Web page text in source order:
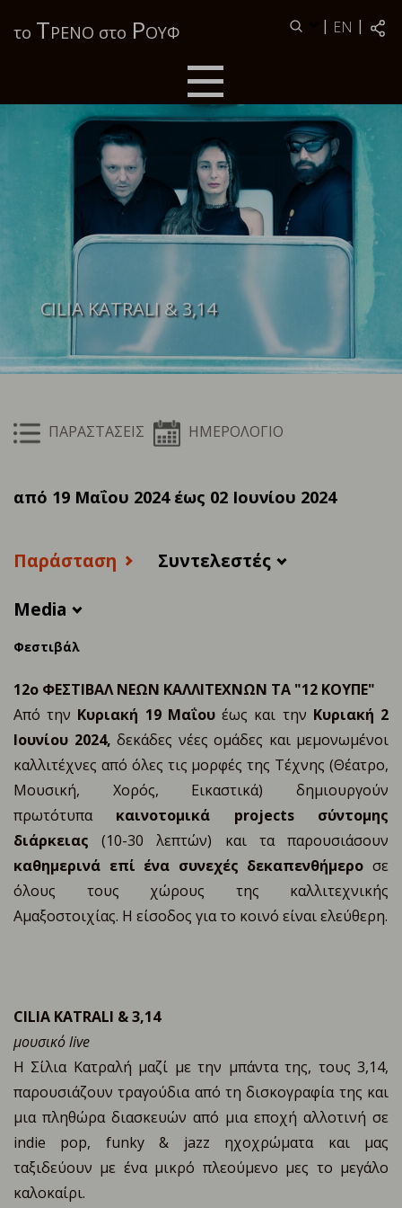
το ΤΡΕΝΟ στο ΡΟΥΦ | EN |
CILIA KATRALI & 3,14
ΠΑΡΑΣΤΑΣΕΙΣ ΗΜΕΡΟΛΟΓΙΟ
από 19 Μαΐου 2024 έως 02 Ιουνίου 2024
Παράσταση
Συντελεστές
Media
Φεστιβάλ
12ο ΦΕΣΤΙΒΑΛ ΝΕΩΝ ΚΑΛΛΙΤΕΧΝΩΝ ΤΑ "12 ΚΟΥΠΕ"
Από την Κυριακή 19 Μαΐουέως και την Κυριακή 2
Ιουνίου 2024, δεκάδες νέες ομάδες και μεμονωμένοι
καλλιτέχνες από όλες τις μορφές της Τέχνης (Θέατρο,
Μουσική, Χορός, Εικαστικά) δημιουργούν
πρωτότυπα καινοτομικά projectsσύντομης
διάρκειας(10-30 λεπτών) και τα παρουσιάσουν
καθημερινά επί ένα συνεχές δεκαπενθήμερο σε
όλους τους χώρους της καλλιτεχνικής
Αμαξοστοιχίας. Η είσοδος για το κοινό είναι ελεύθερη.
CILIA KATRALI & 3,14
μουσικό live
Η Σίλια Κατραλή μαζί με την μπάντα της, τους 3,14,
παρουσιάζουν τραγούδια από τη δισκογραφία της και
μια πληθώρα διασκευών από μια εποχή αλλοτινή σε
indie pop, funky & jazz ηχοχρώματα και μας
ταξιδεύουν με ένα μικρό πλεούμενο μες το μεγάλο
καλοκαίρι.